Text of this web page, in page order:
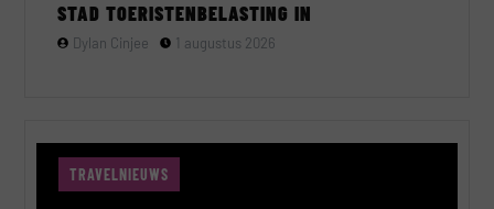
STAD TOERISTENBELASTING IN
Dylan Cinjee 1 augustus 2026
TRAVELNIEUWS